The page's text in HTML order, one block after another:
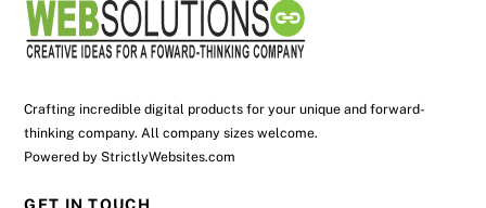
Crafting incredible digital products for your unique and forward-
thinking company. All company sizes welcome.
Powered by StrictlyWebsites.com
GET IN TOUCH